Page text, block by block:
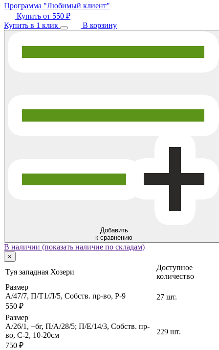
Программа "Любимый клиент"
Купить от 550 ₽
Купить в 1 клик
В корзину
Добавить
к сравнению
В наличии (показать наличие по складам)
×
Туя западная Хозери
Доступное
количество
Размер
А/47/7, П/Т1/Л/5, Собств. пр-во, P-9
550 ₽
27 шт.
Размер
A/26/1, +бг, П/А/28/5; П/Е/14/3, Собств. пр-
во, C-2, 10-20см
750 ₽
229 шт.